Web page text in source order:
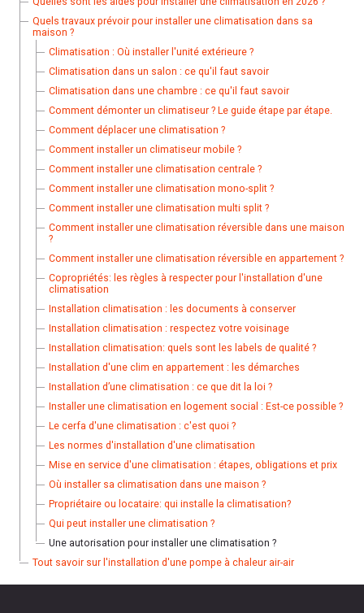
Quels travaux prévoir pour installer une climatisation dans sa
maison ?
Climatisation : Où installer l'unité extérieure ?
Climatisation dans un salon : ce qu'il faut savoir
Climatisation dans une chambre : ce qu'il faut savoir
Comment démonter un climatiseur ? Le guide étape par étape.
Comment déplacer une climatisation ?
Comment installer un climatiseur mobile ?
Comment installer une climatisation centrale ?
Comment installer une climatisation mono-split ?
Comment installer une climatisation multi split ?
Comment installer une climatisation réversible dans une maison
?
Comment installer une climatisation réversible en appartement ?
Copropriétés: les règles à respecter pour l'installation d'une
climatisation
Installation climatisation : les documents à conserver
Installation climatisation : respectez votre voisinage
Installation climatisation: quels sont les labels de qualité ?
Installation d'une clim en appartement : les démarches
Installation d’une climatisation : ce que dit la loi ?
Installer une climatisation en logement social : Est-ce possible ?
Le cerfa d'une climatisation : c'est quoi ?
Les normes d'installation d'une climatisation
Mise en service d'une climatisation : étapes, obligations et prix
Où installer sa climatisation dans une maison ?
Propriétaire ou locataire: qui installe la climatisation?
Qui peut installer une climatisation ?
Une autorisation pour installer une climatisation ?
Tout savoir sur l'installation d'une pompe à chaleur air-air